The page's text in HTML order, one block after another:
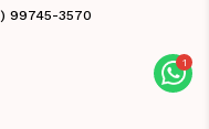
99745-3570